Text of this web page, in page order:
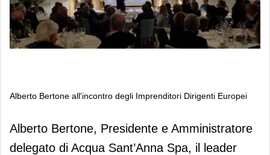
Alberto Bertone all'incontro degli Imprenditori Dirigenti Europei
Alberto Bertone all'incontro degli
Imprenditori Dirigenti Europei
Alberto Bertone, Presidente e Amministratore
delegato di Acqua Sant’Anna Spa, il leader